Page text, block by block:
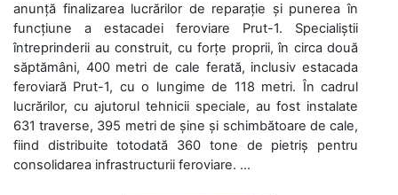
anunță finalizarea lucrărilor de reparație și punerea în
funcțiune a estacadei feroviare Prut-1. Specialiștii
întreprinderii au construit, cu forțe proprii, în circa două
săptămâni, 400 metri de cale ferată, inclusiv estacada
feroviară Prut-1, cu o lungime de 118 metri. În cadrul
lucrărilor, cu ajutorul tehnicii speciale, au fost instalate
631 traverse, 395 metri de șine și schimbătoare de cale,
fiind distribuite totodată 360 tone de pietriș pentru
consolidarea infrastructurii feroviare. ...